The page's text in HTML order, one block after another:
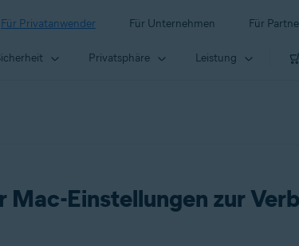
Für Privatanwender Für Unternehmen Für
Privatsphäre Leistung
Mac-Einstellungen zur